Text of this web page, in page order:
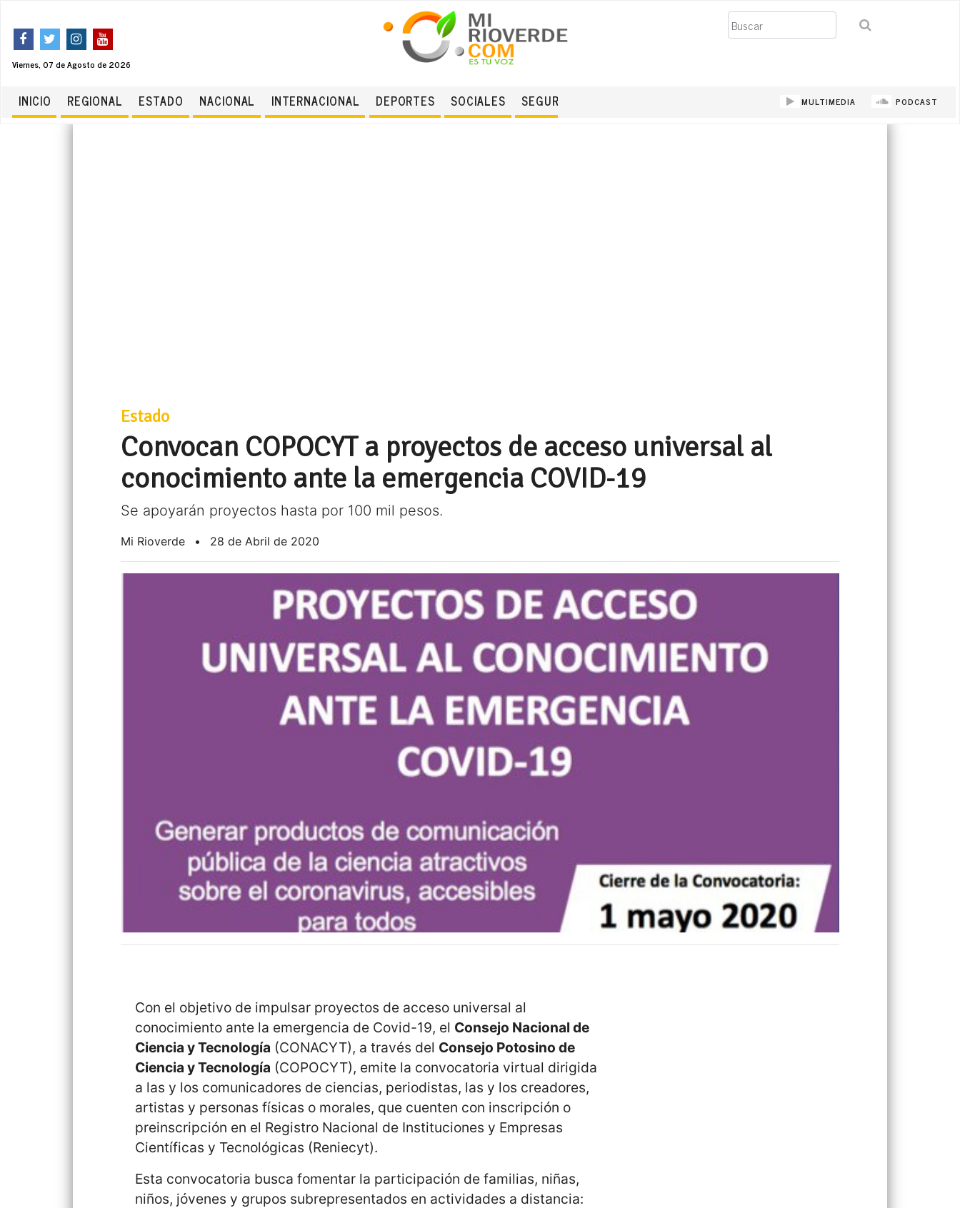
Viernes, 07 de Agosto de 2026
Buscar
INICIO REGIONAL ESTADO NACIONAL INTERNACIONAL DEPORTES SOCIALES SEGURIDAD MULTIMEDIA PODCAST
Estado
Convocan COPOCYT a proyectos de acceso universal al
conocimiento ante la emergencia COVID-19
Se apoyarán proyectos hasta por 100 mil pesos.
Mi Rioverde • 28 de Abril de 2020
Con el objetivo de impulsar proyectos de acceso universal al
conocimiento ante la emergencia de Covid-19, el Consejo Nacional de
Ciencia y Tecnología (CONACYT), a través del Consejo Potosino de
Ciencia y Tecnología (COPOCYT), emite la convocatoria virtual dirigida
a las y los comunicadores de ciencias, periodistas, las y los creadores,
artistas y personas físicas o morales, que cuenten con inscripción o
preinscripción en el Registro Nacional de Instituciones y Empresas
Científicas y Tecnológicas (Reniecyt).
Esta convocatoria busca fomentar la participación de familias, niñas,
niños, jóvenes y grupos subrepresentados en actividades a distancia: